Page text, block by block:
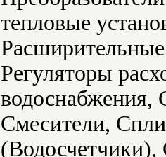
тепловые
Регуляторы
водоснабжения,
Смесители,
(Водосчетчики),